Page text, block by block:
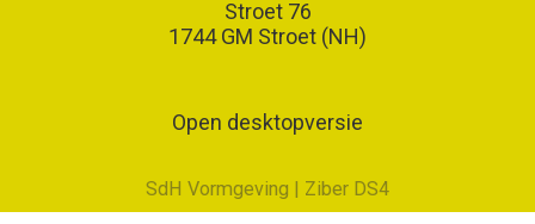
Stroet 76
1744 GM Stroet (NH)
Open desktopversie
SdH Vormgeving | Ziber DS4